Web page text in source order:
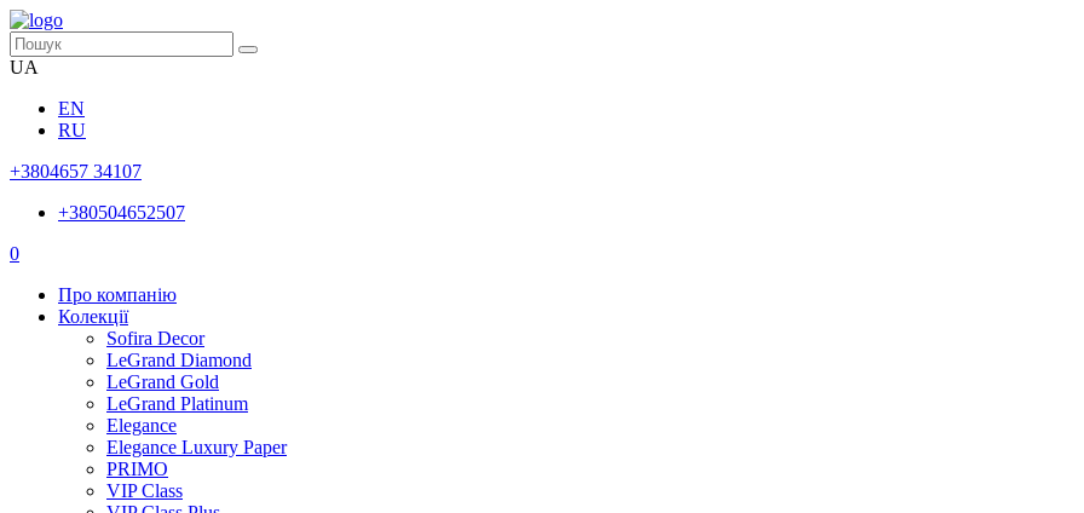
UA
EN
RU
+3804657 34107
+380504652507
0
Про компанію
Колекції
Sofira Decor
LeGrand Diamond
LeGrand Gold
LeGrand Platinum
Elegance
Elegance Luxury Paper
PRIMO
VIP Class